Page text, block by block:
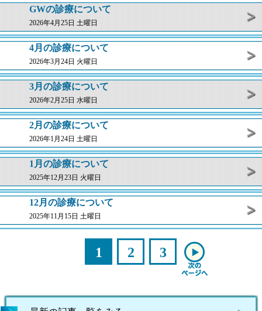
GWの診療について
2026年4月25日 土曜日
4月の診療について
2026年3月24日 火曜日
3月の診療について
2026年2月25日 水曜日
2月の診療について
2026年1月24日 土曜日
1月の診療について
2025年12月23日 火曜日
12月の診療について
2025年11月15日 土曜日
1 2 3